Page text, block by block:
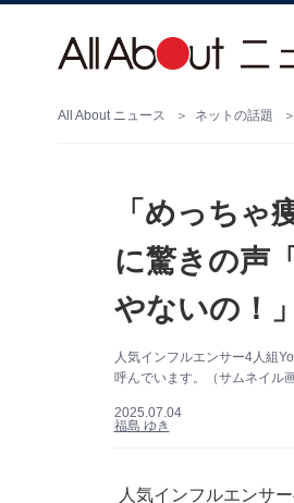
All About ニュース ネットの話題
「めっちゃ
に驚きの声
やないの！」
人気インフルエンサー4人組
呼んでいます。（サムネイル
2025.07.04
福島 ゆき
人気インフルエンサ